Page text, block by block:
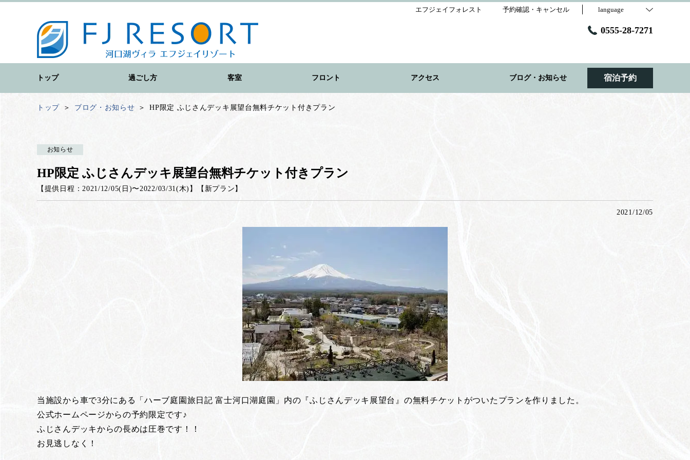
エフジェイフォレスト 予約確認・キャンセル language
0555-28-7271
トップ 過ごし方 客室 フロント アクセス ブログ・お知らせ 宿泊予約
トップ ブログ・お知らせ HP限定 ふじさんデッキ展望台無料チケット付きプラン
お知らせ
HP限定 ふじさんデッキ展望台無料チケット付きプラン
【提供日程：2021/12/05(日)〜2022/03/31(木) 】 【 新プラン 】
2021/12/05
当施設から車で3分にある「ハーブ庭園旅日記 富士河口湖庭園」内の『ふじさんデッキ展望台』の無料チケットがついたプランを作りました。
公式ホームページからの予約限定です♪
ふじさんデッキからの長めは圧巻です！！
お見逃しなく！